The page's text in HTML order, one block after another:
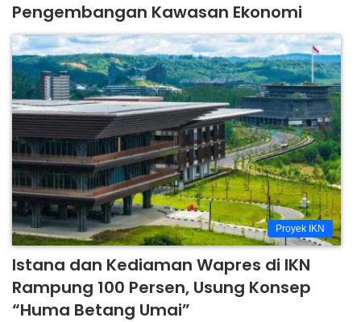
Pengembangan Kawasan Ekonomi
Proyek IKN
Istana dan Kediaman Wapres di IKN
Rampung 100 Persen, Usung Konsep
“Huma Betang Umai”